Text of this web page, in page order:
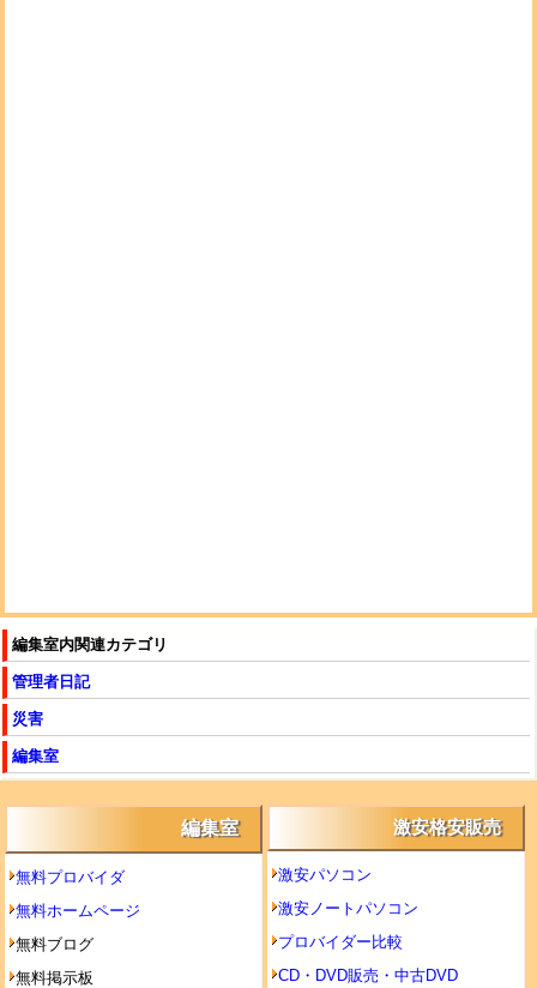
編集室内関連カテゴリ
管理者日記
災害
編集室
編集室
無料プロバイダ
無料ホームページ
無料ブログ
無料掲示板
激安格安販売
激安パソコン
激安ノートパソコン
プロバイダー比較
CD・DVD販売・中古DVD